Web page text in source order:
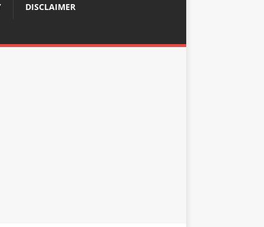
DISCLAIMER